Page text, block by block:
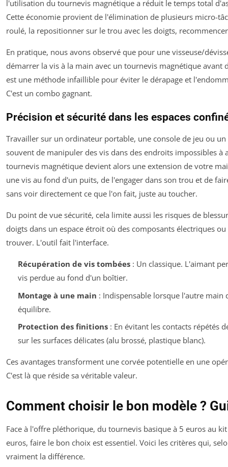
l'utilisation du tournevis magnétique a réduit le temps total
Cette économie provient de l'élimination de plusieurs micro-
roulé, la repositionner sur le trou avec les doigts,
En pratique, nous avons observé que pour une visseuse/
démarrer la vis à la main avec un tournevis magnétique avant
est une méthode infaillible pour éviter le dérapage et
C'est un combo gagnant.
Précision et sécurité dans les espaces
Travailler sur un ordinateur portable, une console de jeu ou
souvent de manipuler des vis dans des endroits impossibles à
tournevis magnétique devient alors une extension de votre
une vis au fond d'un puits, de l'engager dans son trou et de
sans voir directement ce que l'on fait, juste au toucher.
Du point de vue sécurité, cela limite aussi les risques de
doigts dans un espace étroit où des composants électriques
trouver. L'outil fait l'interface.
Récupération de vis tombées: Un classique. L'aimant
vis perdue au fond d'un boîtier.
Montage à une main : Indispensable lorsque l'autre main
équilibre.
Protection des finitions: En évitant les contacts répétés
sur les surfaces délicates (alu brossé, plastique blanc).
Ces avantages transforment une corvée potentielle en une
C'est là que réside sa véritable valeur.
Comment choisir le bon modèle ?
Face à l'offre pléthorique, du tournevis basique à 5 euros au
euros, faire le bon choix est essentiel. Voici les critères qui,
vraiment la différence.